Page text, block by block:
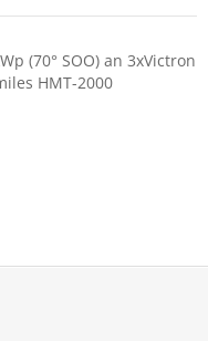
(70° SOO) an 3xVictron
HMT-2000